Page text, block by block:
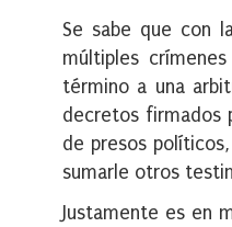
Se sabe que con
múltiples
término a una
decretos firmados
de presos
sumarle otros
Justamente es en